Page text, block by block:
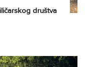
društva